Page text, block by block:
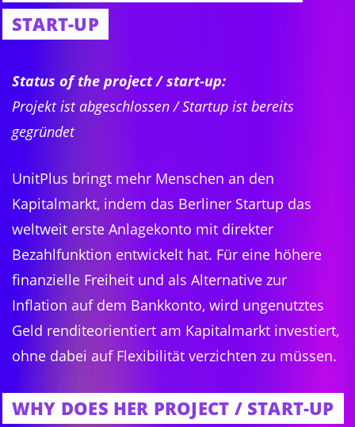
START-UP
Status of the project / start-up:
Projekt ist abgeschlossen / Startup ist bereits
gegründet
UnitPlus bringt mehr Menschen an den
Kapitalmarkt, indem das Berliner Startup das
weltweit erste Anlagekonto mit direkter
Bezahlfunktion entwickelt hat. Für eine höhere
finanzielle Freiheit und als Alternative zur
Inflation auf dem Bankkonto, wird ungenutztes
Geld renditeorientiert am Kapitalmarkt investiert,
ohne dabei auf Flexibilität verzichten zu müssen.
WHY DOES HER PROJECT / START-UP